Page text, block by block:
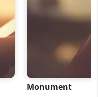
Monument